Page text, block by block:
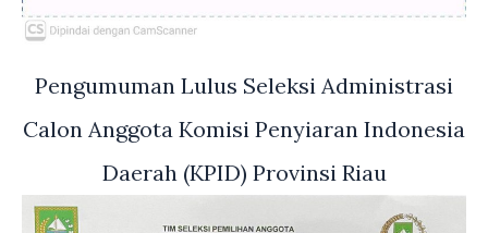
Pengumuman Lulus Seleksi Administrasi
Calon Anggota Komisi Penyiaran Indonesia
Daerah (KPID) Provinsi Riau